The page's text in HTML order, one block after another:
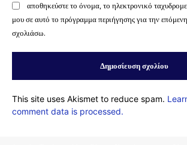
αποθηκεύστε το όνομα, το ηλεκτρονικό
μου σε αυτό το πρόγραμμα περιήγησης για την
σχολιάσω.
This site uses Akismet to reduce spam.
comment data is processed.